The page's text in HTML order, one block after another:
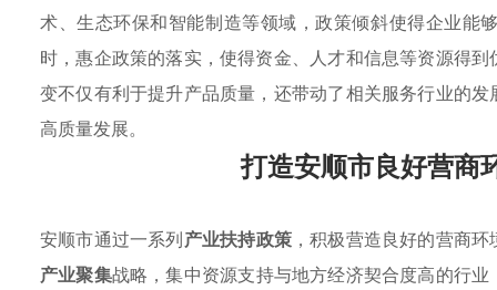
术、生态环保和智能制造等领域，政策倾斜使得企业能
时，惠企政策的落实，使得资金、人才和信息等资源得
变不仅有利于提升产品质量，还带动了相关服务行业的
高质量发展。
打造安顺市良好营商
安顺市通过一系列产业扶持政策，积极营造良好的营商
产业聚集战略，集中资源支持与地方经济契合度高的行